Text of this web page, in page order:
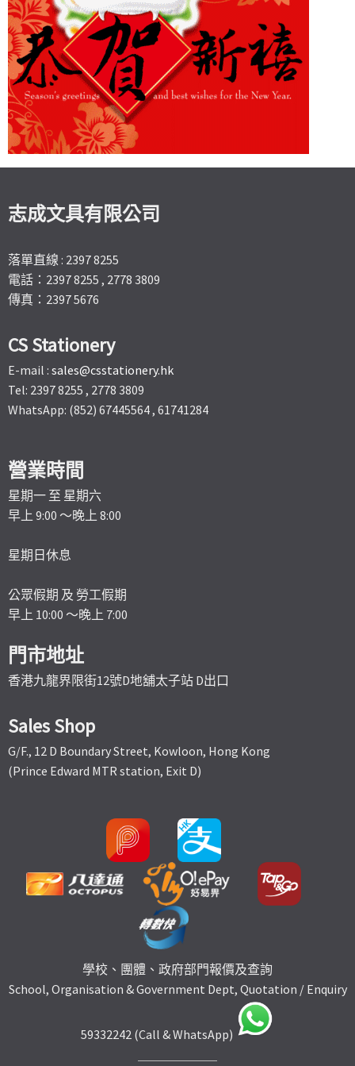
志成文具有限公司
落單直線 : 2397 8255
電話：2397 8255 , 2778 3809
傳真：2397 5676
CS Stationery
E-mail : sales@csstationery.hk
Tel: 2397 8255 , 2778 3809
WhatsApp: (852) 67445564 , 61741284
營業時間
星期一 至 星期六
早上 9:00 ～晚上 8:00
星期日休息
公眾假期 及 勞工假期
早上 10:00 ～晚上 7:00
門市地址
香港九龍界限街12號D地舖太子站 D出口
Sales Shop
G/F., 12 D Boundary Street, Kowloon, Hong Kong
(Prince Edward MTR station, Exit D)
學校、團體、政府部門報價及查詢
School, Organisation & Government Dept, Quotation / Enquiry
59332242 (Call & WhatsApp)